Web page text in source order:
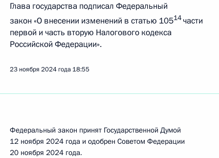
Глава государства подписал Федеральный
закон «О внесении изменений в статью 10514 части
первой и часть вторую Налогового кодекса
Российской Федерации».
23 ноября 2024 года 18:55
Федеральный закон принят Государственной Думой
12 ноября 2024 года и одобрен Советом Федерации
20 ноября 2024 года.